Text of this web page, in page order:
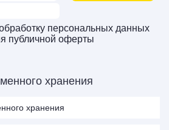
персональных данных
публичной оферты
хранения
хранения